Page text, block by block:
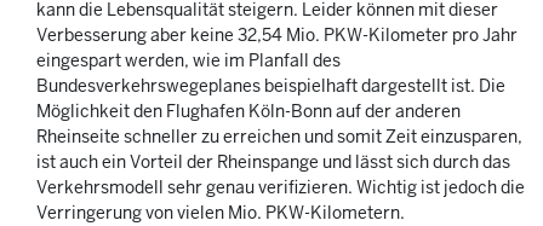
kann die Lebensqualität steigern. Leider können mit dieser
Verbesserung aber keine 32,54 Mio. PKW-Kilometer pro Jahr
eingespart werden, wie im Planfall des
Bundesverkehrswegeplanes beispielhaft dargestellt ist. Die
Möglichkeit den Flughafen Köln-Bonn auf der anderen
Rheinseite schneller zu erreichen und somit Zeit einzusparen,
ist auch ein Vorteil der Rheinspange und lässt sich durch das
Verkehrsmodell sehr genau verifizieren. Wichtig ist jedoch die
Verringerung von vielen Mio. PKW-Kilometern.